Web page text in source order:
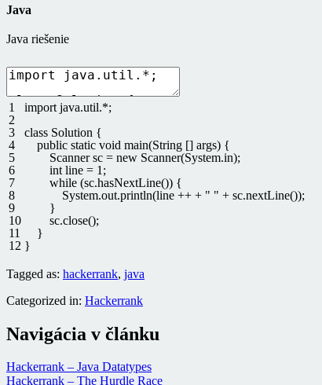
Java
Java riešenie
1
2
3
4
5
6
7
8
9
10
11
12
import java.util.*;
class Solution {
public static void main(String [] args) {
Scannersc = new Scanner(System.in);
int line = 1 ;
while (sc.hasNextLine()) {
System.out.println(line ++ + " " + sc.nextLine());
}
sc.close();
}
}
Tagged as: hackerrank, java
Categorized in: Hackerrank
Navigácia v článku
Hackerrank – Java Datatypes
Hackerrank – The Hurdle Race